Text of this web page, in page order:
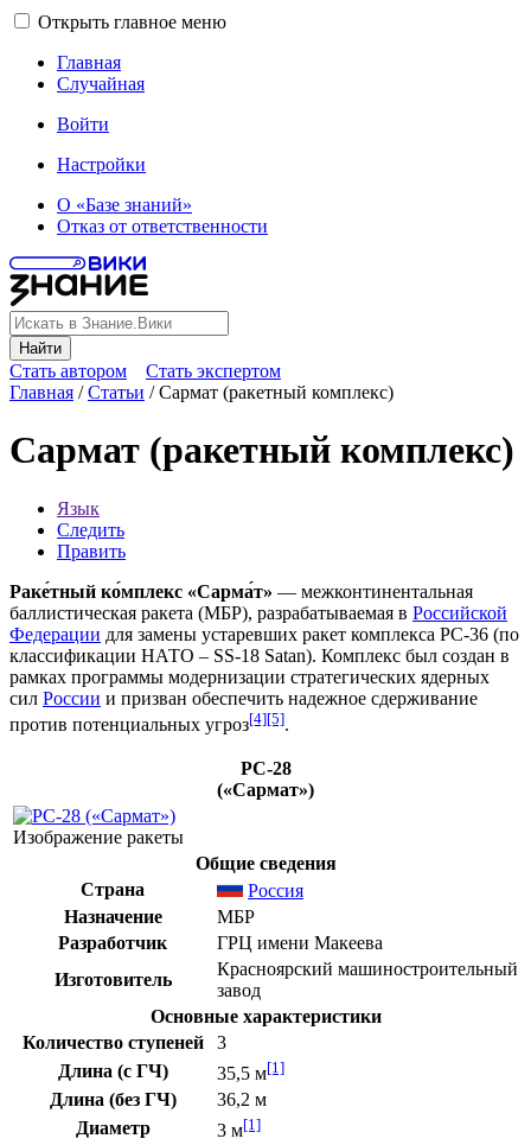
Открыть главное меню
Главная
Случайная
Войти
Настройки
О «Базе знаний»
Отказ от ответственности
Найти
Стать автором
Стать экспертом
Главная /Статьи /Сармат (ракетный комплекс)
Сармат (ракетный комплекс)
Язык
Следить
Править
Раке́тный ко́мплекс «Сарма́т» — межконтинентальная
баллистическая ракета (МБР), разрабатываемая в Российской
Федерации для замены устаревших ракет комплекса РС-36 (по
классификации НАТО – SS-18 Satan). Комплекс был создан в
рамках программы модернизации стратегических ядерных
сил России и призван обеспечить надежное сдерживание
против потенциальных угроз[4][5].
РС-28
(«Сармат»)
Изображение ракеты
Общие сведения
Страна
Россия
Назначение
МБР
Разработчик
ГРЦ имени Макеева
Изготовитель
Красноярский машиностроительный
завод
Основные характеристики
Количество ступеней
3
Длина (с ГЧ)
35,5 м[1]
Длина (без ГЧ)
36,2 м
Диаметр
3 м[1]